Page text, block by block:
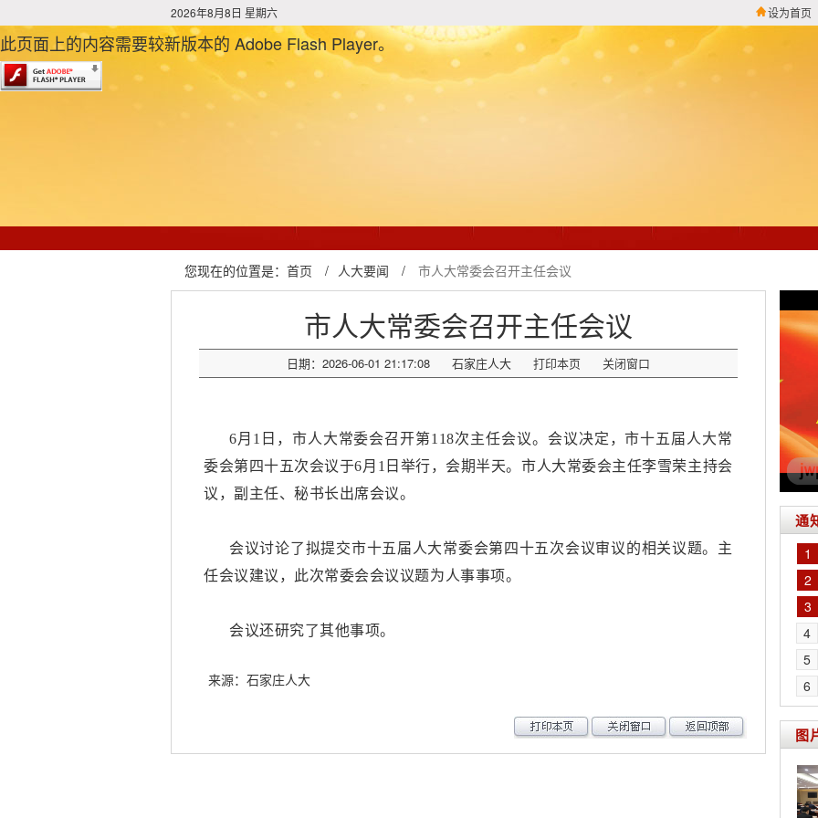
2026年8月8日 星期六 设为首页
此页面上的内容需要较新版本的 Adobe Flash Player。
您现在的位置是： 首页 / 人大要闻 / 市人大常委会召开主任会议
市人大常委会召开主任会议
日期：2026-06-01 21:17:08 石家庄人大 打印本页 关闭窗口
6月1日，市人大常委会召开第118次主任会议。会议决定，市十五届人大常
委会第四十五次会议于6月1日举行，会期半天。市人大常委会主任李雪荣主持会
议，副主任、秘书长出席会议。
会议讨论了拟提交市十五届人大常委会第四十五次会议审议的相关议题。主
任会议建议，此次常委会会议议题为人事事项。
会议还研究了其他事项。
来源：石家庄人大
通
1
2
3
4
5
6
图